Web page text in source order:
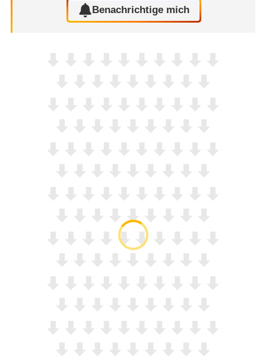
Benachrichtige mich